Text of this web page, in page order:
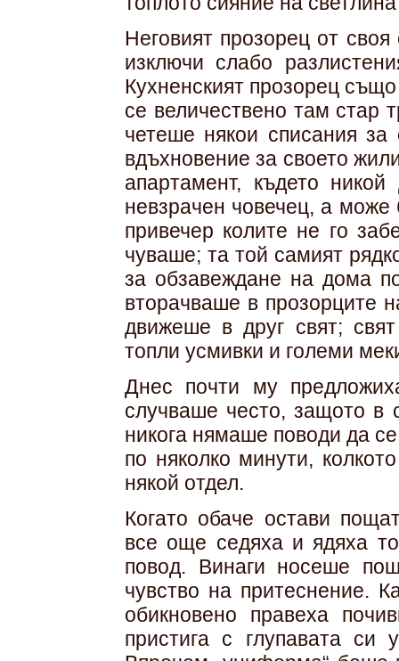
Неговият прозорец от
изключи слабо
Кухненският прозорец
се величествено там стар
четеше някои списания
вдъхновение за своето
апартамент, където
невзрачен човечец, а
привечер колите не го
чуваше; та той самият
за обзавеждане на дома
вторачваше в прозорците
движеше в друг свят;
топли усмивки и големи
Днес почти му
случваше често, защото в
никога нямаше поводи да
по няколко минути,
някой отдел.
Когато обаче остави
все още седяха и ядяха
повод. Винаги носеше
чувство на притеснение.
обикновено правеха
пристига с глупавата си